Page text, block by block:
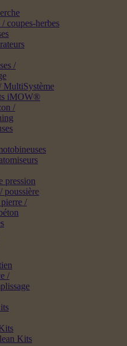
coupes-herbes
/
MultiSystème
iMOW®
/
pression
poussière
/
/
Kits